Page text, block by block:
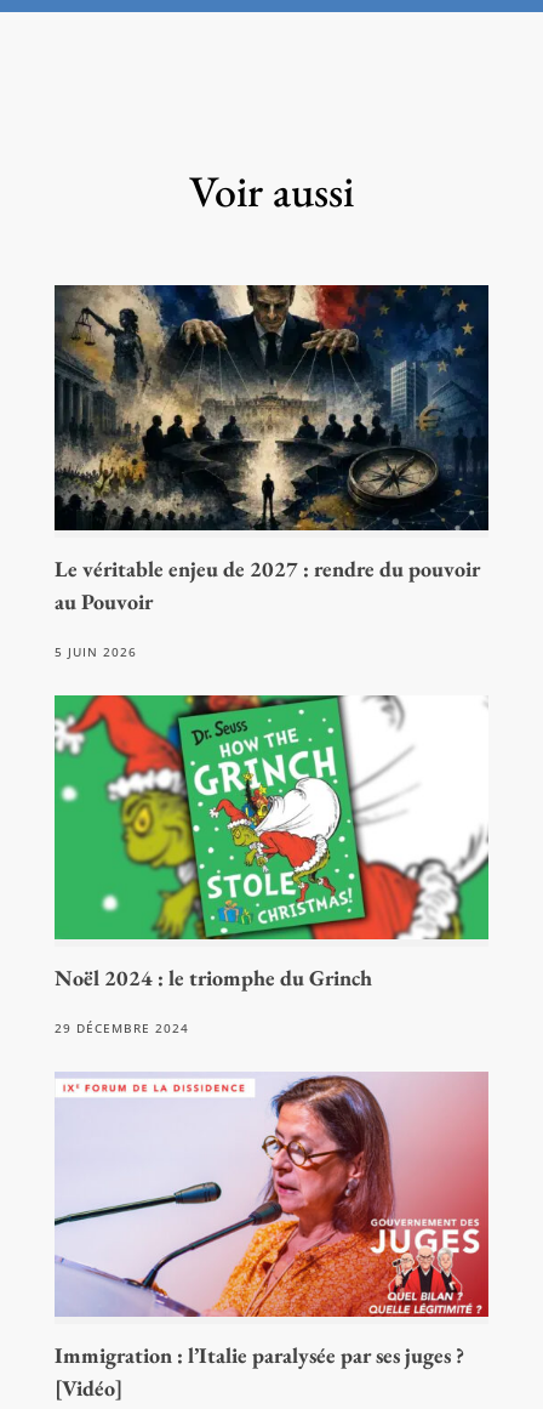
Voir aussi
Le véritable enjeu de 2027 : rendre du pouvoir
au Pouvoir
5 JUIN 2026
Noël 2024 : le triomphe du Grinch
29 DÉCEMBRE 2024
Immigration : l’Italie paralysée par ses juges ?
[Vidéo]